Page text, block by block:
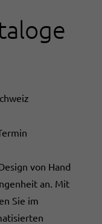
von Hand
an. Mit
Sie im